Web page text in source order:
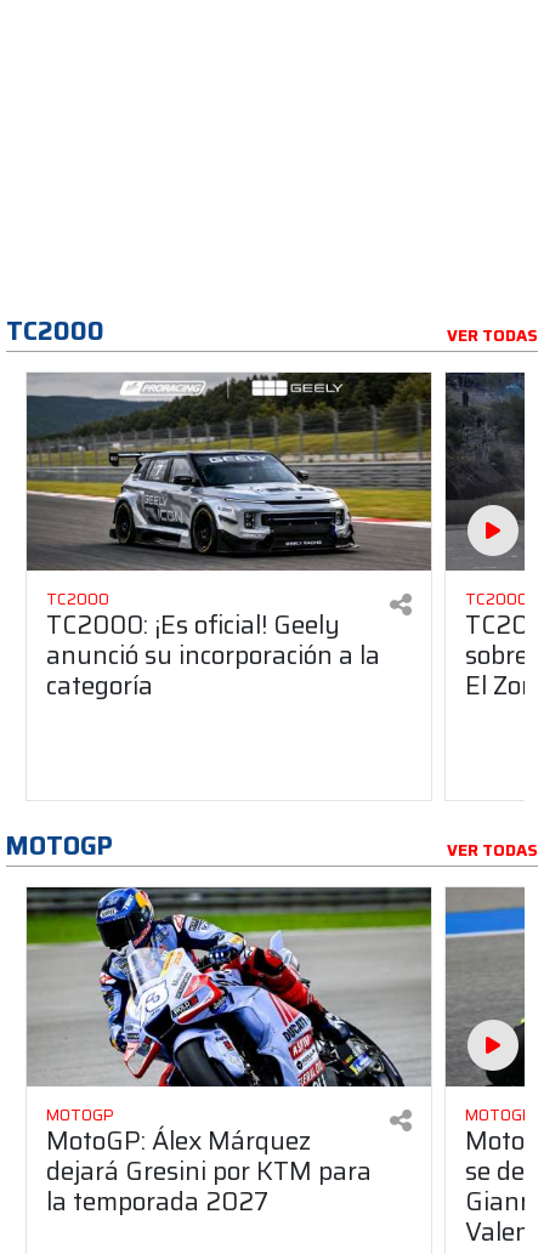
TC2000 VER TODAS
TC2000
TC2000: ¡Es oficial! Geely
anunció su incorporación a la
categoría
TC2000
sobre
El
MOTOGP VER TODAS
MOTOGP
MotoGP: Álex Márquez
dejará Gresini por KTM para
la temporada 2027
MOTOGP
se